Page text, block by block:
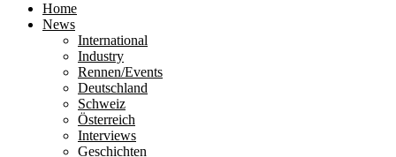
Home
News
International
Industry
Rennen/Events
Deutschland
Schweiz
Österreich
Interviews
Geschichten